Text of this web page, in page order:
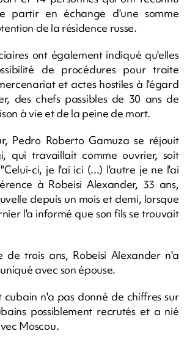
partir en échange d'une somme
de la résidence russe.
ont également indiqué qu'elles
de procédures pour traite
et actes hostiles à l'égard
des chefs passibles de 30 ans de
à vie et de la peine de mort.
Pedro Roberto Gamuza se réjouit
qui travaillait comme ouvrier, soit
ci, je l'ai ici (...) l'autre je ne l'ai
à Robeisi Alexander, 33 ans,
depuis un mois et demi, lorsque
l'a informé que son fils se trouvait
de trois ans, Robeisi Alexander n'a
avec son épouse.
cubain n'a pas donné de chiffres sur
possiblement recrutés et a nié
Moscou.